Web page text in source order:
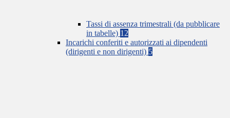
Tassi di assenza trimestrali (da pubblicare
in tabelle) 12
Incarichi conferiti e autorizzati ai dipendenti
(dirigenti e non dirigenti) 5